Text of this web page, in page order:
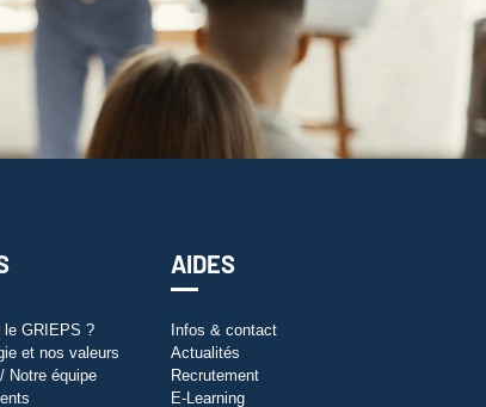
AIDES
le GRIEPS ?
et nos valeurs
Notre équipe
Infos & contact
Actualités
Recrutement
E-Learning